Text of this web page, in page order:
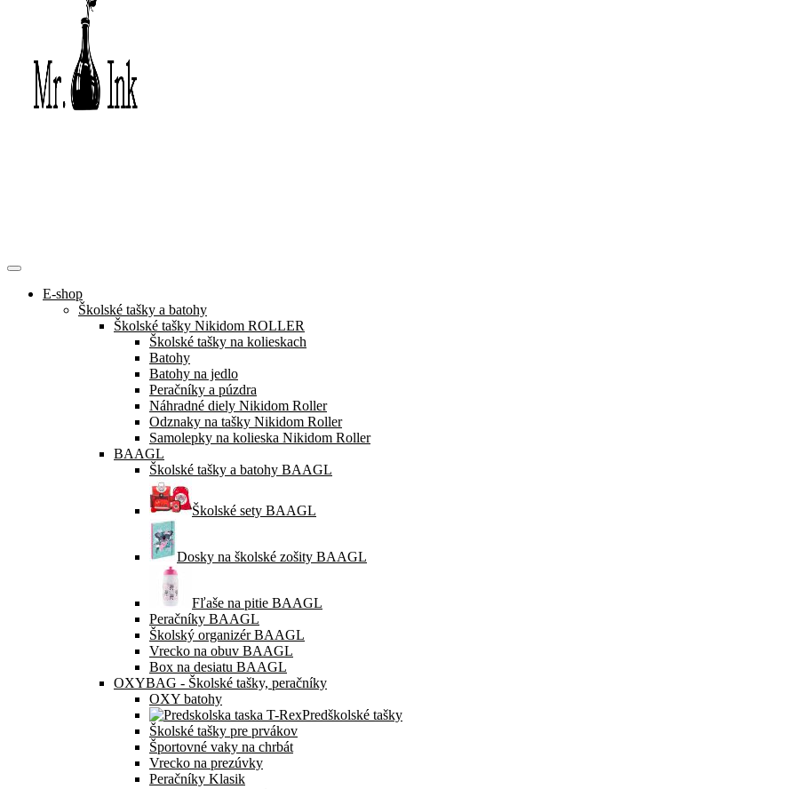
E-shop
Školské tašky a batohy
Školské tašky Nikidom ROLLER
Školské tašky na kolieskach
Batohy
Batohy na jedlo
Peračníky a púzdra
Náhradné diely Nikidom Roller
Odznaky na tašky Nikidom Roller
Samolepky na kolieska Nikidom Roller
BAAGL
Školské tašky a batohy BAAGL
Školské sety BAAGL
Dosky na školské zošity BAAGL
Fľaše na pitie BAAGL
Peračníky BAAGL
Školský organizér BAAGL
Vrecko na obuv BAAGL
Box na desiatu BAAGL
OXYBAG - Školské tašky, peračníky
OXY batohy
Predškolské tašky
Školské tašky pre prvákov
Športovné vaky na chrbát
Vrecko na prezúvky
Peračníky Klasik